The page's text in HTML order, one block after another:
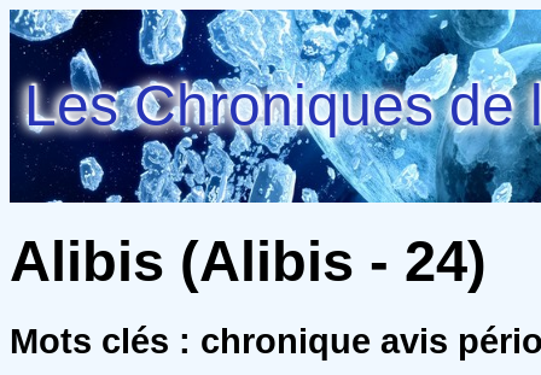
Les Chroniques de
Alibis (Alibis - 24)
Mots clés : chronique avis